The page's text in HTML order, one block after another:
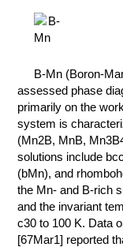
ХИМИЯ НА
И
КОНТАКТЫ
B-Mn (Boron-
assessed phase
primarily on the
system is
(Mn2B, MnB,
solutions include
(bMn), and
the Mn- and B-rich
and the invariant
с30 to 100 K. Data
[67Mar1] reported